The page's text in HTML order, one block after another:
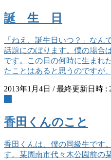
誕 生 日
「ねえ、誕生日いつ？」なん
話題にのぼります。僕の場合
です。この日の何時に生まれ
たことはあると思うのですが
2013年1月4日 / 最終更新日時 :
話
香田くんのこと
香田くんは、僕の同級生です
す。某周南市代々木公園前の